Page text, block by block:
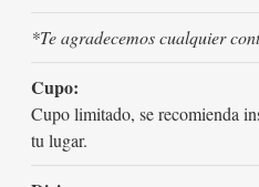
*Te agradecemos cualquier
Cupo:
Cupo limitado, se recomienda
tu lugar.